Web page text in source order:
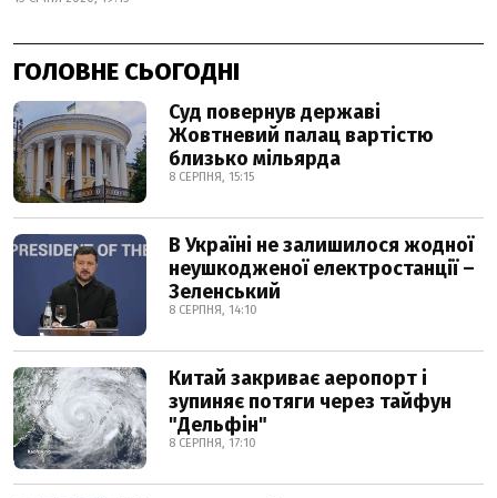
ГОЛОВНЕ СЬОГОДНІ
Суд повернув державі
Жовтневий палац вартістю
близько мільярда
8 СЕРПНЯ, 15:15
В Україні не залишилося жодної
неушкодженої електростанції –
Зеленський
8 СЕРПНЯ, 14:10
Китай закриває аеропорт і
зупиняє потяги через тайфун
"Дельфін"
8 СЕРПНЯ, 17:10